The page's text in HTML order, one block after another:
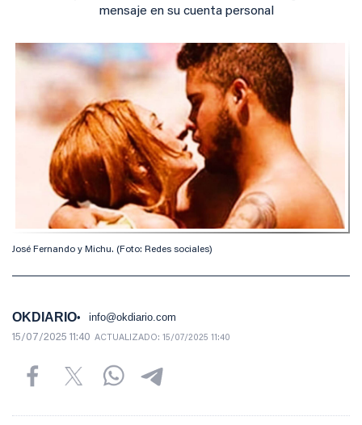
mensaje en su cuenta personal
José Fernando y Michu. (Foto: Redes sociales)
OKDIARIO info@okdiario.com
15/07/2025 11:40 ACTUALIZADO: 15/07/2025 11:40